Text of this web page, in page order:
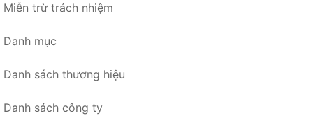
Miễn trừ trách nhiệm
Danh mục
Danh sách thương hiệu
Danh sách công ty